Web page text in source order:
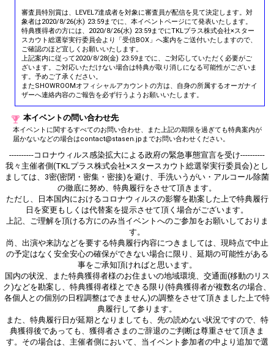
審査員特別賞は、LEVEL7達成者を対象に審査員が配信を見て決定します。対
象者は2020/8/26(水) 23:59までに、本イベントページにて発表いたします。
特典獲得者の方には、2020/8/26(水) 23:59までにTKLプラス株式会社×スター
スカウト総選挙実行委員会より「受信BOX」へ案内をご送付いたしますので、
ご確認のほど宜しくお願いいたします。
上記案内に従って2020/8/28(金) 23:59までに、ご対応していただく必要がご
ざいます。ご対応いただけない場合は特典が取り消しになる可能性がございま
す。予めご了承ください。
またSHOWROOMオフィシャルアカウントの方は、自身の所属するオーガナイ
ザーへ連絡内容のご報告を必ず行うようお願いいたします。
本イベントの問い合わせ先
本イベントに関するすべてのお問い合わせ、また上記の期限を過ぎても特典案内が
届かないなどの場合はcontact@stasen.jpまでお問い合わせください。
----------コロナウィルス感染拡大による政府の緊急事態宣言を受け----------
我々主催者側(TKLプラス株式会社×スタースカウト総選挙実行委員会)とし
ましては、3密(密閉・密集・密接)を避け、手洗いうがい・アルコール除菌
の徹底に努め、特典履行をさせて頂きます。
ただし、日本国内におけるコロナウィルスの影響を勘案した上で特典履行
日を変更もしくは代替案を提示させて頂く場合がございます。
上記、ご理解を頂ける方にのみ当イベントへのご参加をお願いしておりま
す。
尚、出演や来訪などを要する特典履行内容につきましては、現時点で中止
の予定はなく安全安心の確保ができない場合に限り、延期の可能性がある
事をご承知頂ければと思います。
国内の状況、また特典獲得者様のお住まいの地域環境、交通面(移動のリス
ク)などを勘案し、特典獲得者様とできる限り(特典獲得者が複数名の場合、
各個人との個別の日程調整はできません)の調整をさせて頂きました上で特
典履行して参ります。
また、特典履行日が延期となりましても、先の読めない状況ですので、特
典獲得後であっても、獲得者さまのご辞退のご判断は尊重させて頂きま
す。その場合は、主催者側において、当イベント参加者の中より追加で選